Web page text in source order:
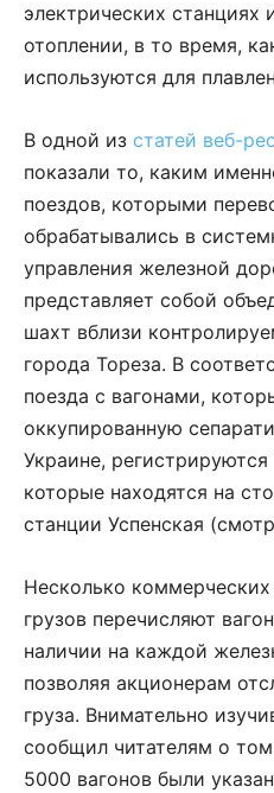
электрических
отоплении, в то время,
используются для
В одной из статей веб-
показали то, каким
поездов, которыми
обрабатывались в
управления железной
представляет собой
шахт вблизи
города Тореза. В
поезда с вагонами,
оккупированную
Украине, регистрируются
которые находятся на
станции Успенская
Несколько
грузов перечисляют
наличии на каждой
позволяя акционерам
груза. Внимательно
сообщил читателям о
5000 вагонов были